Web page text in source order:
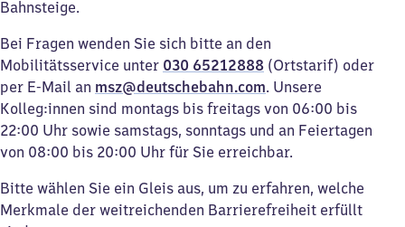
Bahnsteige.
Bei Fragen wenden Sie sich bitte an den
Mobilitätsservice unter 030 65212888 (Ortstarif) oder
per E-Mail an msz@deutschebahn.com. Unsere
Kolleg:innen sind montags bis freitags von 06:00 bis
22:00 Uhr sowie samstags, sonntags und an Feiertagen
von 08:00 bis 20:00 Uhr für Sie erreichbar.
Bitte wählen Sie ein Gleis aus, um zu erfahren, welche
Merkmale der weitreichenden Barrierefreiheit erfüllt